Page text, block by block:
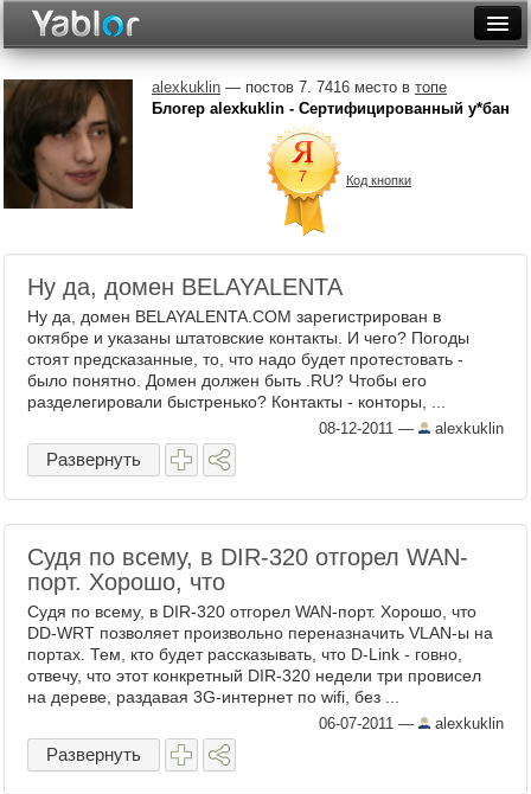
Неделя
Месяц
Рейтинги
Архив
Фототоп
Видеотоп
alexkuklin — постов 7. 7416 место в топе
Блогер alexkuklin - Сертифицированный у*бан
Код кнопки
Ну да, домен BELAYALENTA
Ну да, домен BELAYALENTA.COM зарегистрирован в
октябре и указаны штатовские контакты. И чего? Погоды
стоят предсказанные, то, что надо будет протестовать -
было понятно. Домен должен быть .RU? Чтобы его
разделегировали быстренько? Контакты - конторы, ...
08-12-2011 — alexkuklin
Развернуть
Судя по всему, в DIR-320 отгорел WAN-
порт. Хорошо, что
Судя по всему, в DIR-320 отгорел WAN-порт. Хорошо, что
DD-WRT позволяет произвольно переназначить VLAN-ы на
портах. Тем, кто будет рассказывать, что D-Link - говно,
отвечу, что этот конкретный DIR-320 недели три провисел
на дереве, раздавая 3G-интернет по wifi, без ...
06-07-2011 — alexkuklin
Развернуть